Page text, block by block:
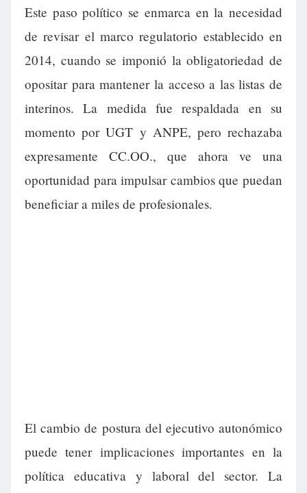
Este paso político se enmarca en la necesidad
de revisar el marco regulatorio establecido en
2014, cuando se imponió la obligatoriedad de
opositar para mantener la acceso a las listas de
interinos. La medida fue respaldada en su
momento por UGT y ANPE, pero rechazaba
expresamente CC.OO., que ahora ve una
oportunidad para impulsar cambios que puedan
beneficiar a miles de profesionales.
El cambio de postura del ejecutivo autonómico
puede tener implicaciones importantes en la
política educativa y laboral del sector. La